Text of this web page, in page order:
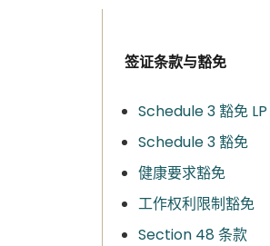
签证条款与豁免
Schedule 3 豁免 LP
Schedule 3 豁免
健康要求豁免
工作权利限制豁免
Section 48 条款